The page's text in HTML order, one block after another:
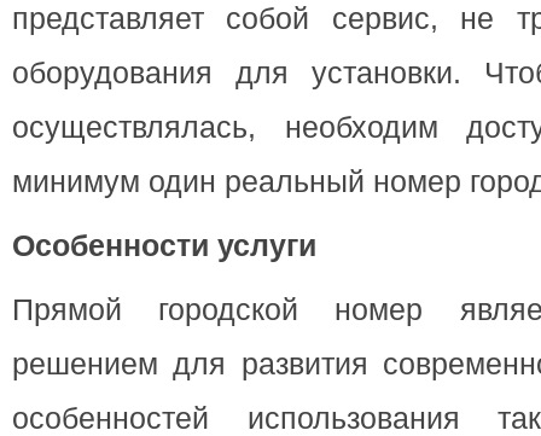
представляет собой сервис, не
оборудования для установки.
осуществлялась, необходим
минимум один реальный номер
Особенности услуги
Прямой городской номер
решением для развития
особенностей использования